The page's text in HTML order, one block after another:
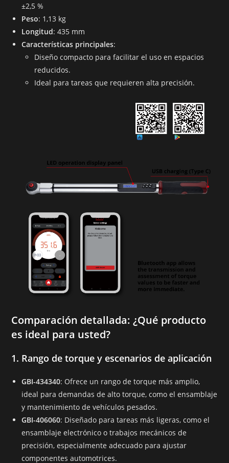
±2,5 %
Peso: 1,13 kg
Longitud: 435 mm
Características principales:
Diseño compacto para facilitar el uso en espacios
reducidos.
Ideal para tareas que requieren alta precisión.
Comparación detallada: ¿Qué producto
es ideal para usted?
1. Rango de torque y escenarios de aplicación
GBI-434340: Ofrece un rango de torque más amplio,
ideal para demandas de alto torque, como el ensamblaje
y mantenimiento de vehículos pesados.
GBI-406060: Diseñado para tareas más ligeras, como el
ensamblaje electrónico o trabajos mecánicos de
precisión, especialmente adecuado para ajustar
componentes automotrices.